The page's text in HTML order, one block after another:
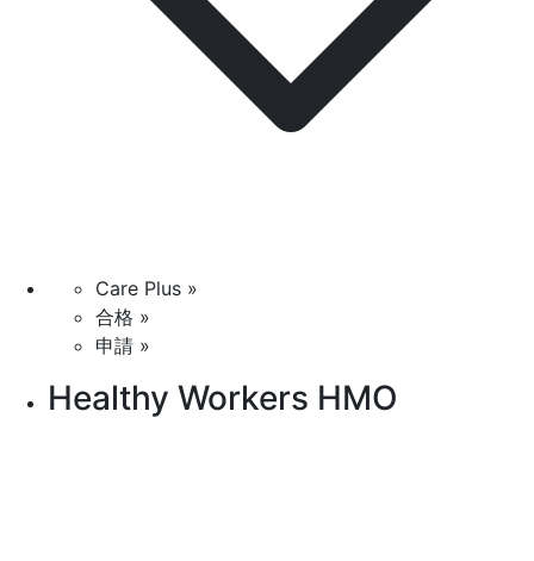
Care Plus »
合格 »
申請 »
Healthy Workers HMO